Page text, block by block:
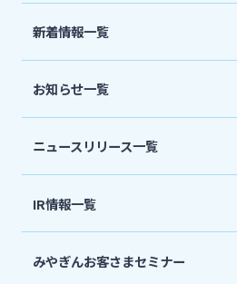
法人・個人事業主のお客さま
宮崎銀行について
ニュースリリース一覧
採用情報
新着情報一覧
お知らせ一覧
ニュースリリース一覧
IR情報一覧
みやぎんお客さまセミナー